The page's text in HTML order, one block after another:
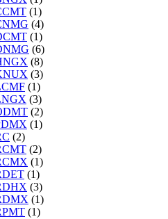
(1)
(4)
(1)
(6)
(8)
(3)
(1)
(3)
(2)
(1)
(2)
(2)
(1)
(1)
(3)
(1)
(1)